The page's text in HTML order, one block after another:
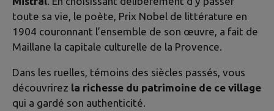
toute sa vie, le poète, Prix Nobel de littérature en
1904 couronnant l’ensemble de son œuvre, a fait de
Maillane la capitale culturelle de la Provence.
Dans les ruelles, témoins des siècles passés, vous
découvrirez la richesse du patrimoine de ce village
qui a gardé son authenticité.